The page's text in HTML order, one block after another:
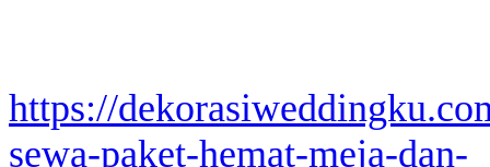
https://
sewa-paket-hemat-meja-dan-